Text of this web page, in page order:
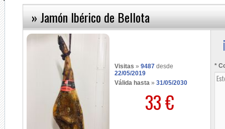
» Jamón Ibérico de Bellota
Visitas » 9487 desde
22/05/2019
Válida hasta » 31/05/2030
33 €
*